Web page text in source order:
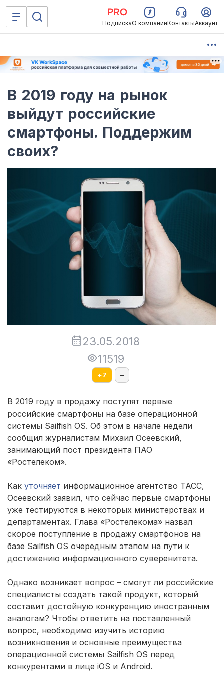
ПодпискаО компанииКонтактыАккаунт
В 2019 году на рынок
выйдут российские
смартфоны. Поддержим
своих?
23.05.2018
11519
+7 –
В 2019 году в продажу поступят первые
российские смартфоны на базе операционной
системы Sailfish ОS. Об этом в начале недели
сообщил журналистам Михаил Осеевский,
занимающий пост президента ПАО
«Ростелеком».
Как уточняет информационное агентство ТАСС,
Осеевский заявил, что сейчас первые смартфоны
уже тестируются в некоторых министерствах и
департаментах. Глава «Ростелекома» назвал
скорое поступление в продажу смартфонов на
базе Sailfish ОS очередным этапом на пути к
достижению информационного суверенитета.
Однако возникает вопрос – смогут ли российские
специалисты создать такой продукт, который
составит достойную конкуренцию иностранным
аналогам? Чтобы ответить на поставленный
вопрос, необходимо изучить историю
возникновения и основные преимущества
операционной системы Sailfish ОS перед
конкурентами в лице iOS и Android.